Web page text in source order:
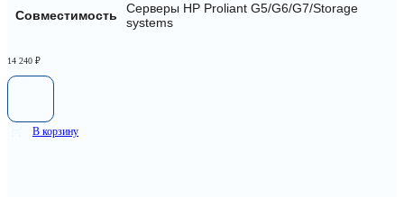
Совместимость
Серверы HP Proliant G5/G6/G7/Storage
systems
14 240 ₽
В корзину